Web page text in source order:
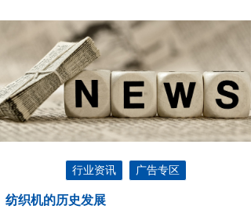
行业资讯 广告专区
纺织机的历史发展